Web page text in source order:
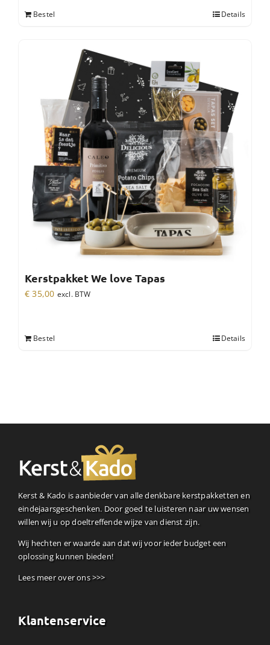
Bestel Details
Kerstpakket We love Tapas
€ 35,00 excl. BTW
Bestel Details
Kerst & Kado is aanbieder van alle denkbare kerstpakketten en
eindejaarsgeschenken. Door goed te luisteren naar uw wensen
willen wij u op doeltreffende wijze van dienst zijn.
Wij hechten er waarde aan dat wij voor ieder budget een
oplossing kunnen bieden!
Lees meer over ons >>>
Klantenservice